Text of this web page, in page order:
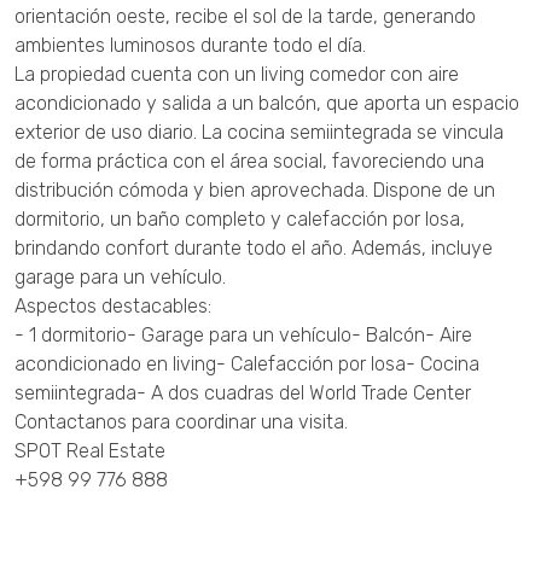
orientación oeste, recibe el sol de la tarde, generando
ambientes luminosos durante todo el día.
La propiedad cuenta con un living comedor con aire
acondicionado y salida a un balcón, que aporta un espacio
exterior de uso diario. La cocina semiintegrada se vincula
de forma práctica con el área social, favoreciendo una
distribución cómoda y bien aprovechada. Dispone de un
dormitorio, un baño completo y calefacción por losa,
brindando confort durante todo el año. Además, incluye
garage para un vehículo.
Aspectos destacables:
- 1 dormitorio- Garage para un vehículo- Balcón- Aire
acondicionado en living- Calefacción por losa- Cocina
semiintegrada- A dos cuadras del World Trade Center
Contactanos para coordinar una visita.
SPOT Real Estate
+598 99 776 888